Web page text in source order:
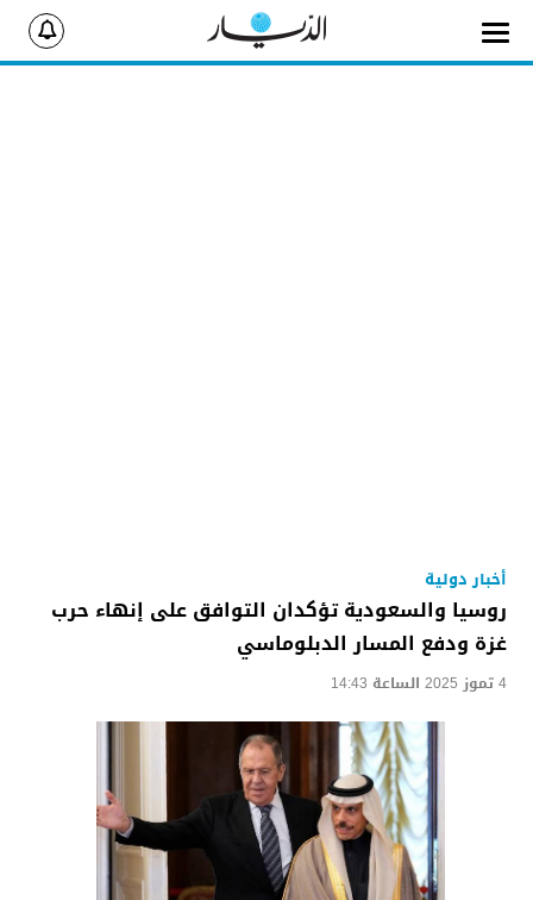
أخبار دولية
روسيا والسعودية تؤكدان التوافق على إنهاء حرب
غزة ودفع المسار الدبلوماسي
4 تموز 2025 الساعة 14:43